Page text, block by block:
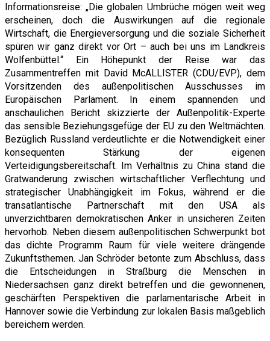
Informationsreise: „Die globalen Umbrüche mögen weit weg
erscheinen, doch die Auswirkungen auf die regionale
Wirtschaft, die Energieversorgung und die soziale Sicherheit
spüren wir ganz direkt vor Ort – auch bei uns im Landkreis
Wolfenbüttel.“ Ein Höhepunkt der Reise war das
Zusammentreffen mit David McALLISTER (CDU/EVP), dem
Vorsitzenden des außenpolitischen Ausschusses im
Europäischen Parlament. In einem spannenden und
anschaulichen Bericht skizzierte der Außenpolitik-Experte
das sensible Beziehungsgefüge der EU zu den Weltmächten.
Bezüglich Russland verdeutlichte er die Notwendigkeit einer
konsequenten Stärkung der eigenen
Verteidigungsbereitschaft. Im Verhältnis zu China stand die
Gratwanderung zwischen wirtschaftlicher Verflechtung und
strategischer Unabhängigkeit im Fokus, während er die
transatlantische Partnerschaft mit den USA als
unverzichtbaren demokratischen Anker in unsicheren Zeiten
hervorhob. Neben diesem außenpolitischen Schwerpunkt bot
das dichte Programm Raum für viele weitere drängende
Zukunftsthemen. Jan Schröder betonte zum Abschluss, dass
die Entscheidungen in Straßburg die Menschen in
Niedersachsen ganz direkt betreffen und die gewonnenen,
geschärften Perspektiven die parlamentarische Arbeit in
Hannover sowie die Verbindung zur lokalen Basis maßgeblich
bereichern werden.